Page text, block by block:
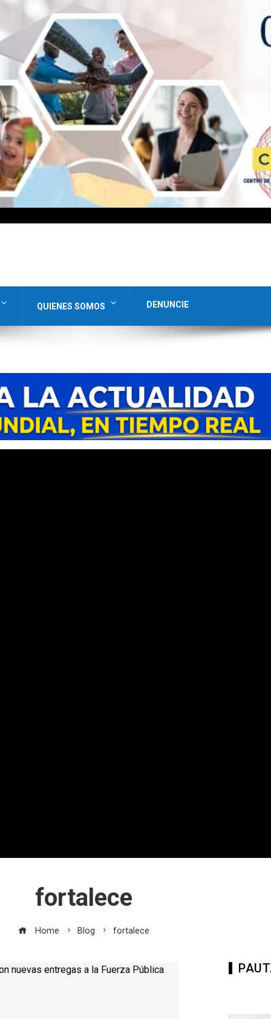
QUIENES SOMOS DENUNCIE
fortalece
Home Blog fortalece